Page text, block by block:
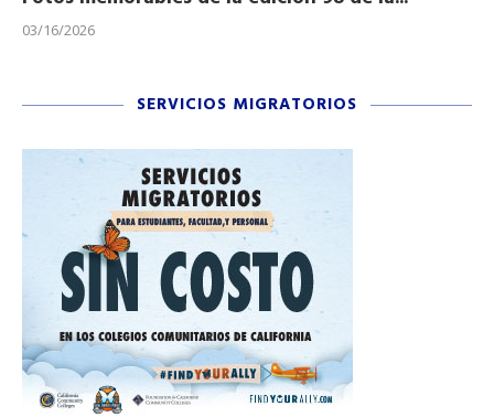
03/16/2026
SERVICIOS MIGRATORIOS